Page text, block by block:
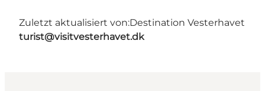
Zuletzt aktualisiert von:Destination Vesterhavet
turist@visitvesterhavet.dk